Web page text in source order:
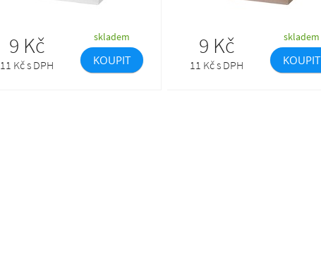
skladem
KOUPIT
9 Kč
11 Kč s DPH
skladem
KOUPIT
9 Kč
11 Kč s DPH